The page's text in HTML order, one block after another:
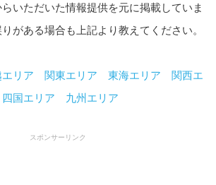
いただいた情報提供を元に掲載していま
がある場合も上記より教えてください。
リア 関東エリア 東海エリア
関西エ
四国エリア 九州エリア
スポンサーリンク